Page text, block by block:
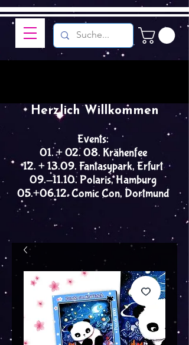
Events:
01. + 02. 08. Krähenfee
12. + 13.09. Fantasypark, Erfurt
09.-11.10. Polaris, Hamburg
05.+06.12. Comic Con, Dortmund
Herzlich Willkommen